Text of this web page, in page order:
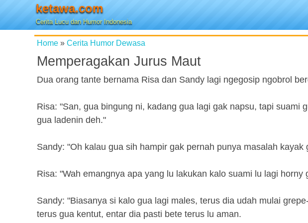
ketawa.com
Cerita Lucu dan Humor Indonesia
Home » Cerita Humor Dewasa
Memperagakan Jurus Maut
Dua orang tante bernama Risa dan Sandy lagi ngegosip ngobrol
Risa: "San, gua bingung ni, kadang gua lagi gak napsu, tapi suami
gua ladenin deh."
Sandy: "Oh kalau gua sih hampir gak pernah punya masalah kayak
Risa: "Wah emangnya apa yang lu lakukan kalo suami lu lagi horny
Sandy: "Biasanya si kalo gua lagi males, terus dia udah mulai
terus gua kentut, entar dia pasti bete terus lu aman.